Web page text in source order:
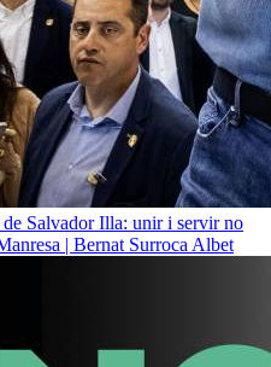
Salvador Illa: unir i servir no
| Bernat Surroca Albet